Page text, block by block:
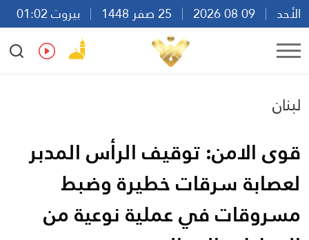
الأحد
بيروت 01:02
Ar
En Fr Es
لبنان
قوى الامن: توقيف الرأس المدبر
لعصابة سرقات خطيرة وضبط
مسروقات في عملية نوعية من